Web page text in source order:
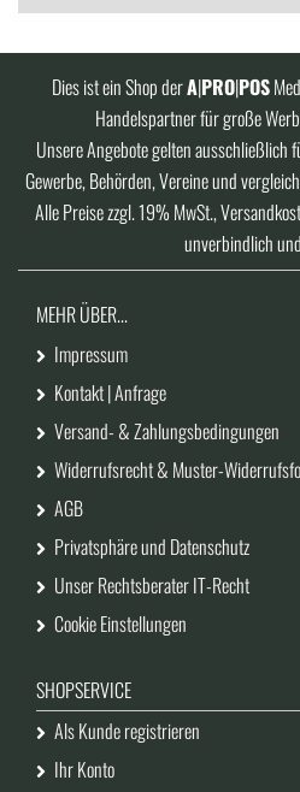
Dies ist ein Shop derA|PRO|POS
Handelspartner für große
Unsere Angebote gelten ausschließlich
Gewerbe, Behörden, Vereine und
Alle Preise zzgl. 19% MwSt.,
unverbindlich
MEHR ÜBER...
Impressum
Kontakt | Anfrage
Versand- & Zahlungsbedingungen
Widerrufsrecht & Muster-
AGB
Privatsphäre und Datenschutz
Unser Rechtsberater IT-Recht
Cookie Einstellungen
SHOPSERVICE
Als Kunde registrieren
Ihr Konto